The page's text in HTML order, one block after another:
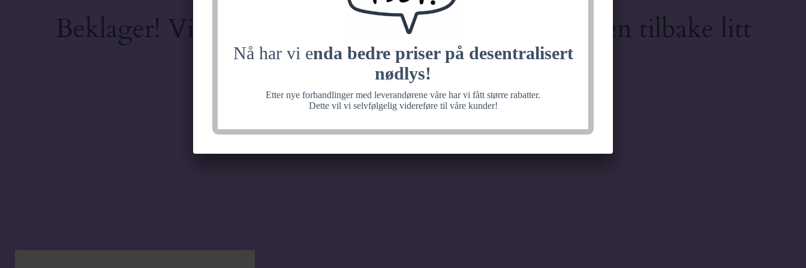
Nå har vi enda bedre priser på desentralisert
nødlys!
Etter nye forhandlinger med leverandørene våre har vi fått større rabatter.
Dette vil vi selvfølgelig videreføre til våre kunder!
Beklager! Vi jobber med noe fantastisk, velkommen tilbake litt
senere.